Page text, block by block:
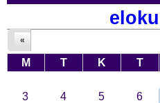
«
M T K T
3
4 5 6